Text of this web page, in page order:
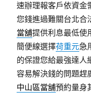
速辦理報客戶依資金
您錢進過難關台北合
當舖提供利息最低使
簡便線選擇荷重元急
的保證您給最強達人
容易解決錢的問題趕
中山區當舖預約量身